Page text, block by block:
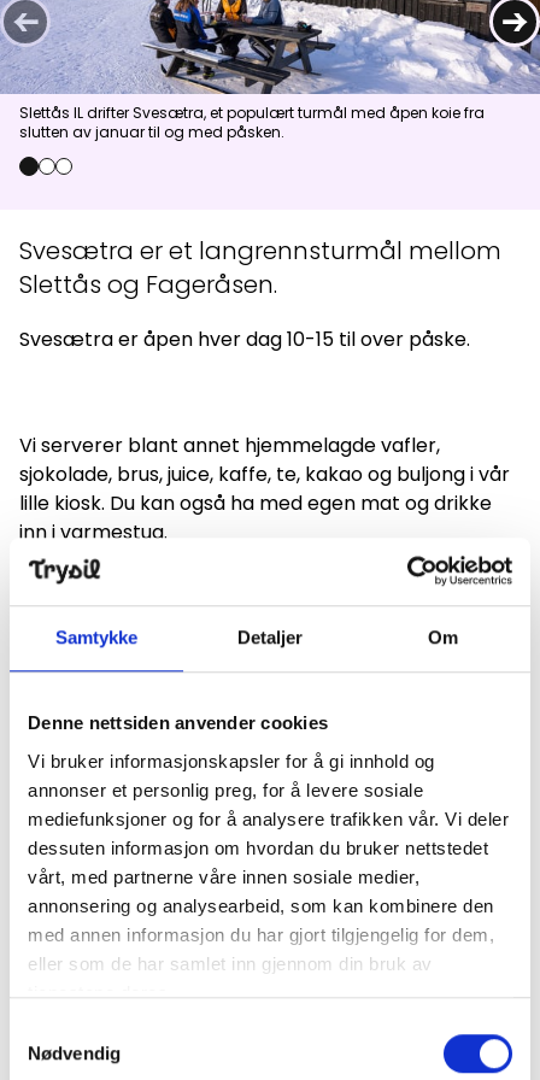
Samtykke Detaljer Om
Denne nettsiden anvender cookies
Vi bruker informasjonskapsler for å gi innhold og
annonser et personlig preg, for å levere sosiale
mediefunksjoner og for å analysere trafikken vår. Vi deler
dessuten informasjon om hvordan du bruker nettstedet
vårt, med partnerne våre innen sosiale medier,
annonsering og analysearbeid, som kan kombinere den
med annen informasjon du har gjort tilgjengelig for dem,
eller som de har samlet inn gjennom din bruk av
tjenestene deres.
Nødvendig
Aktuelt
Topp:7,0m/s
15
Dal:4,0m/s
Vær- og føredata er levert avfnugg, Yr, Meteorologisk institutt og
NRK
← →
Slettås IL drifter Svesætra, et populært turmål med åpen koie fra
slutten av januar til og med påsken.
0 1 2
Svesætra er et langrennsturmål mellom
Slettås og Fageråsen.
Svesætra er åpen hver dag 10-15 til over påske.
Vi serverer blant annet hjemmelagde vafler,
sjokolade, brus, juice, kaffe, te, kakao og buljong i vår
lille kiosk. Du kan også ha med egen mat og drikke
inn i varmestua.
Vi har akebrett som du kan låne hvis du vil ake litt i
akebakken vår!
+
−